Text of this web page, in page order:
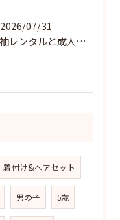
2026/07/31
振袖レンタルと成人式の用意チェックリストで失敗ゼロ
着付け&ヘアセット
男の子 5歳